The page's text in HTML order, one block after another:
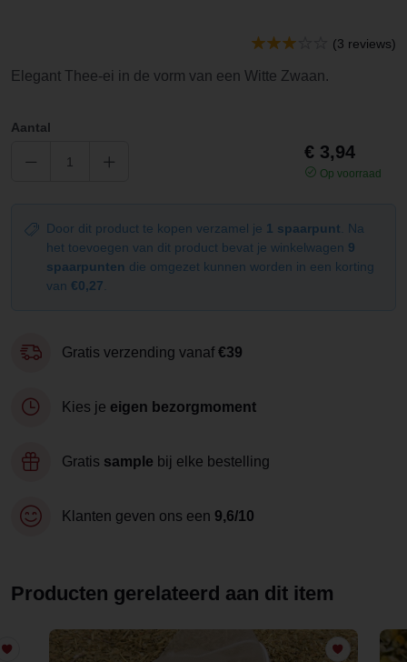
(3 reviews)
Elegant Thee-ei in de vorm van een Witte Zwaan.
Aantal
€ 3,94
Op voorraad
Door dit product te kopen verzamel je 1 spaarpunt . Na
het toevoegen van dit product bevat je winkelwagen 9
spaarpunten die omgezet kunnen worden in een korting
van €0,27
Gratis verzending vanaf €39
Kies je eigen bezorgmoment
Gratis sample bij elke bestelling
Klanten geven ons een 9,6/10
Producten gerelateerd aan dit item